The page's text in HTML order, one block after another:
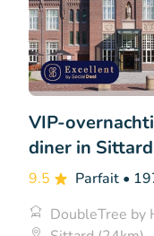
VIP-
diner in Sittard
9.5 Parfait •
DoubleTree by